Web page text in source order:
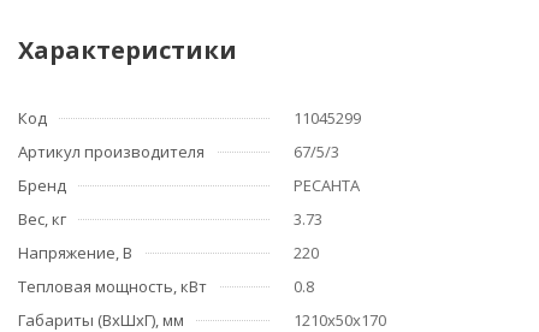
Характеристики
Код
11045299
Артикул производителя
67/5/3
Бренд
РЕСАНТА
Вес, кг
3.73
Напряжение, В
220
Тепловая мощность, кВт
0.8
Габариты (ВхШхГ), мм
1210х50х170